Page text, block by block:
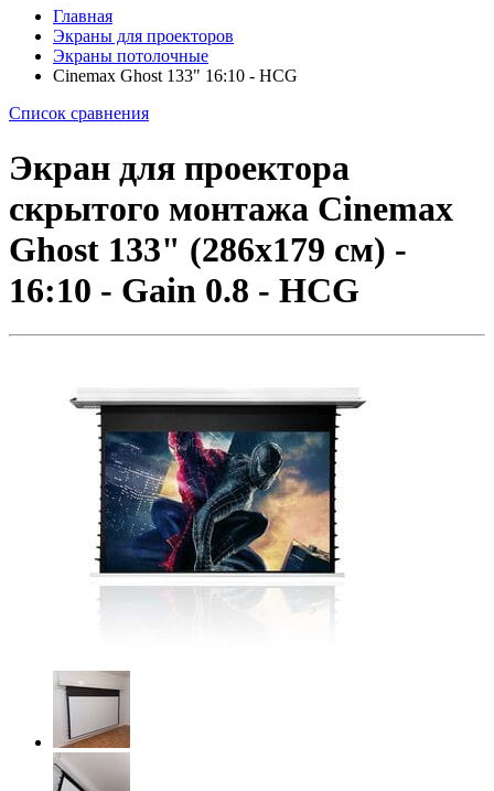
Главная
Экраны для проекторов
Экраны потолочные
Cinemax Ghost 133" 16:10 - HCG
Список сравнения
Экран для проектора
скрытого монтажа Cinemax
Ghost 133" (286x179 см) -
16:10 - Gain 0.8 - HCG